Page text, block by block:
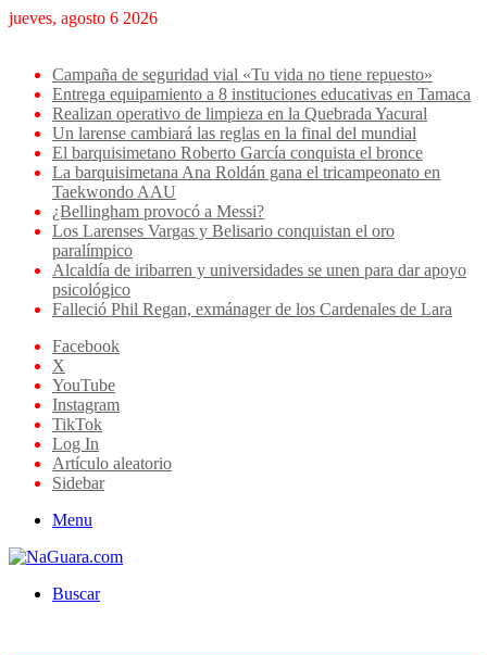
jueves, agosto 6 2026
Campaña de seguridad vial «Tu vida no tiene repuesto»
Entrega equipamiento a 8 instituciones educativas en Tamaca
Realizan operativo de limpieza en la Quebrada Yacural
Un larense cambiará las reglas en la final del mundial
El barquisimetano Roberto García conquista el bronce
La barquisimetana Ana Roldán gana el tricampeonato en
Taekwondo AAU
¿Bellingham provocó a Messi?
Los Larenses Vargas y Belisario conquistan el oro
paralímpico
Alcaldía de iribarren y universidades se unen para dar apoyo
psicológico
Falleció Phil Regan, exmánager de los Cardenales de Lara
Facebook
X
YouTube
Instagram
TikTok
Log In
Artículo aleatorio
Sidebar
Menu
Buscar